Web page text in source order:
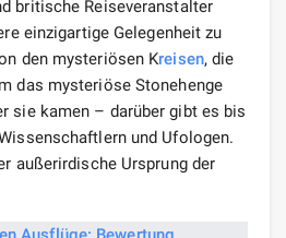
britische Reiseveranstalter
einzigartige Gelegenheit zu
den mysteriösen Kreisen, die
das mysteriöse Stonehenge
sie kamen – darüber gibt es bis
und Ufologen.
außerirdische Ursprung der